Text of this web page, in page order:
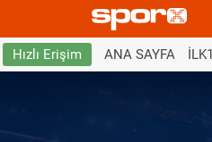
Hızlı Erişim ANA SAYFA